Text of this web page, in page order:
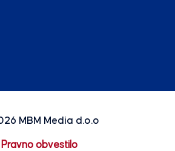
MBM Media d.o.o
Pravno obvestilo